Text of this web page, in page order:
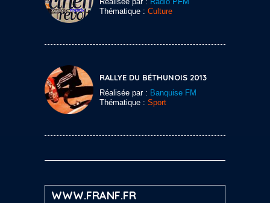
Thématique : Culture
RALLYE DU BÉTHUNOIS 2013
Réalisée par : Banquise FM
Thématique : Sport
WWW.FRANF.FR